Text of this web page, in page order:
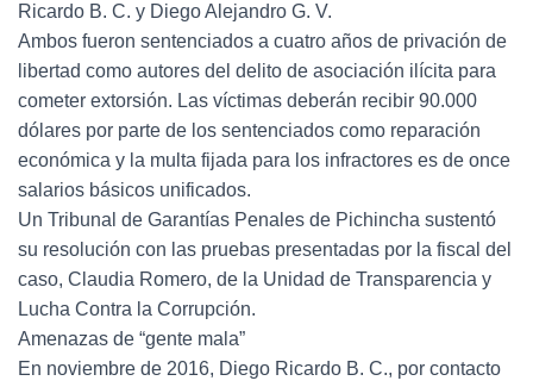
Ricardo B. C. y Diego Alejandro G. V.
Ambos fueron sentenciados a cuatro años de privación de
libertad como autores del delito de asociación ilícita para
cometer extorsión. Las víctimas deberán recibir 90.000
dólares por parte de los sentenciados como reparación
económica y la multa fijada para los infractores es de once
salarios básicos unificados.
Un Tribunal de Garantías Penales de Pichincha sustentó
su resolución con las pruebas presentadas por la fiscal del
caso, Claudia Romero, de la Unidad de Transparencia y
Lucha Contra la Corrupción.
Amenazas de “gente mala”
En noviembre de 2016, Diego Ricardo B. C., por contacto